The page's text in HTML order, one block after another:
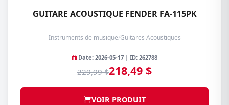
GUITARE ACOUSTIQUE FENDER FA-115PK
Instruments de musique/Guitares Acoustiques
Date: 2026-05-17 | ID: 262788
229,99 $218,49 $
VOIR PRODUIT